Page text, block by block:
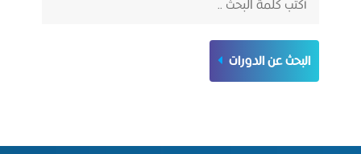
البحث عن الدورات